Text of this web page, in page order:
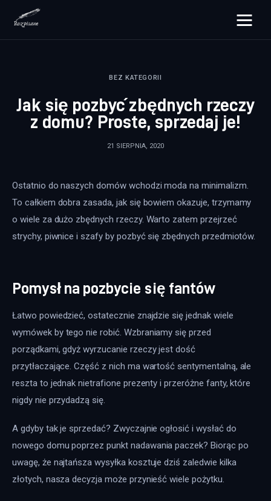
rozpisane.pl
Zdrowie
Więcej
BEZ KATEGORII
Jak się pozbyć zbędnych rzeczy
z domu? Proste, sprzedaj je!
21 SIERPNIA, 2020
Ostatnio do naszych domów wchodzi moda na minimalizm.
To całkiem dobra zasada, jak się bowiem okazuje, trzymamy
o wiele za dużo zbędnych rzeczy. Warto zatem przejrzeć
strychy, piwnice i szafy by pozbyć się zbędnych przedmiotów.
Pomysł na pozbycie się fantów
Łatwo powiedzieć, ostatecznie znajdzie się jednak wiele
wymówek by tego nie robić. Wzbraniamy się przed
porządkami, gdyż wyrzucanie rzeczy jest dość
przytłaczające. Część z nich ma wartość sentymentalną, ale
reszta to jednak nietrafione prezenty i przeróżne fanty, które
nigdy nie przydadzą się.
A gdyby tak je sprzedać? Zwyczajnie ogłosić i wysłać do
nowego domu poprzez punkt nadawania paczek? Biorąc po
uwagę, że najtańsza wysyłka kosztuje dziś zaledwie kilka
złotych, nasza decyzja może przynieść wiele pożytku.